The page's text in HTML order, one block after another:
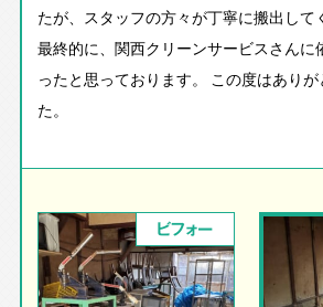
たが、スタッフの方々が丁寧に搬出して
最終的に、関西クリーンサービスさんに
ったと思っております。 この度はあり
た。
ビフォー